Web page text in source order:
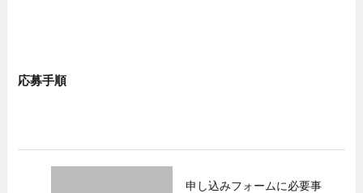
応募手順
申し込みフォームに必要事